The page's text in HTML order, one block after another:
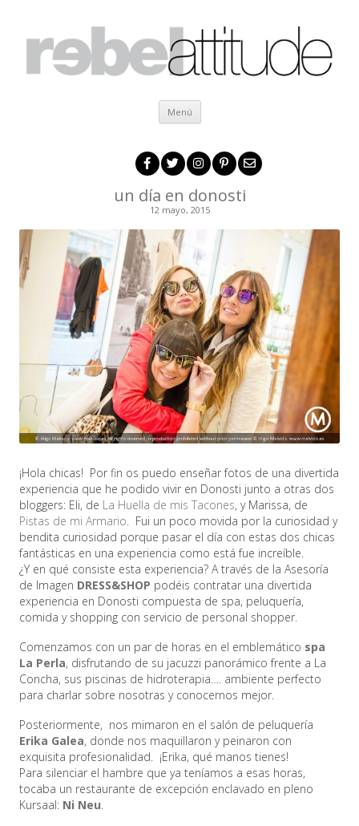
Menú Ir al contenido
un día en donosti
12 mayo, 2015
¡Hola chicas! Por fin os puedo enseñar fotos de una divertida
experiencia que he podido vivir en Donosti junto a otras dos
bloggers: Eli, de La Huella de mis Tacones, y Marissa, de
Pistas de mi Armario. Fui un poco movida por la curiosidad y
bendita curiosidad porque pasar el día con estas dos chicas
fantásticas en una experiencia como está fue increíble.
¿Y en qué consiste esta experiencia? A través de la Asesoría
de Imagen DRESS&SHOP podéis contratar una divertida
experiencia en Donosti compuesta de spa, peluquería,
comida y shopping con servicio de personal shopper.
Comenzamos con un par de horas en el emblemático spa
La Perla, disfrutando de su jacuzzi panorámico frente a La
Concha, sus piscinas de hidroterapia…. ambiente perfecto
para charlar sobre nosotras y conocernos mejor.
Posteriormente, nos mimaron en el salón de peluquería
Erika Galea, donde nos maquillaron y peinaron con
exquisita profesionalidad. ¡Erika, qué manos tienes!
Para silenciar el hambre que ya teníamos a esas horas,
tocaba un restaurante de excepción enclavado en pleno
Kursaal: Ni Neu.